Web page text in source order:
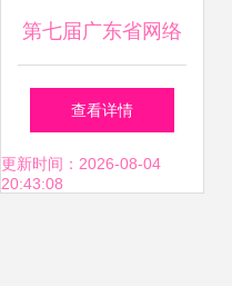
第七届广东省网络
文化精品投票启动
爱Ta就为Ta投上一
查看详情
更新时间：2026-08-04
20:43:08